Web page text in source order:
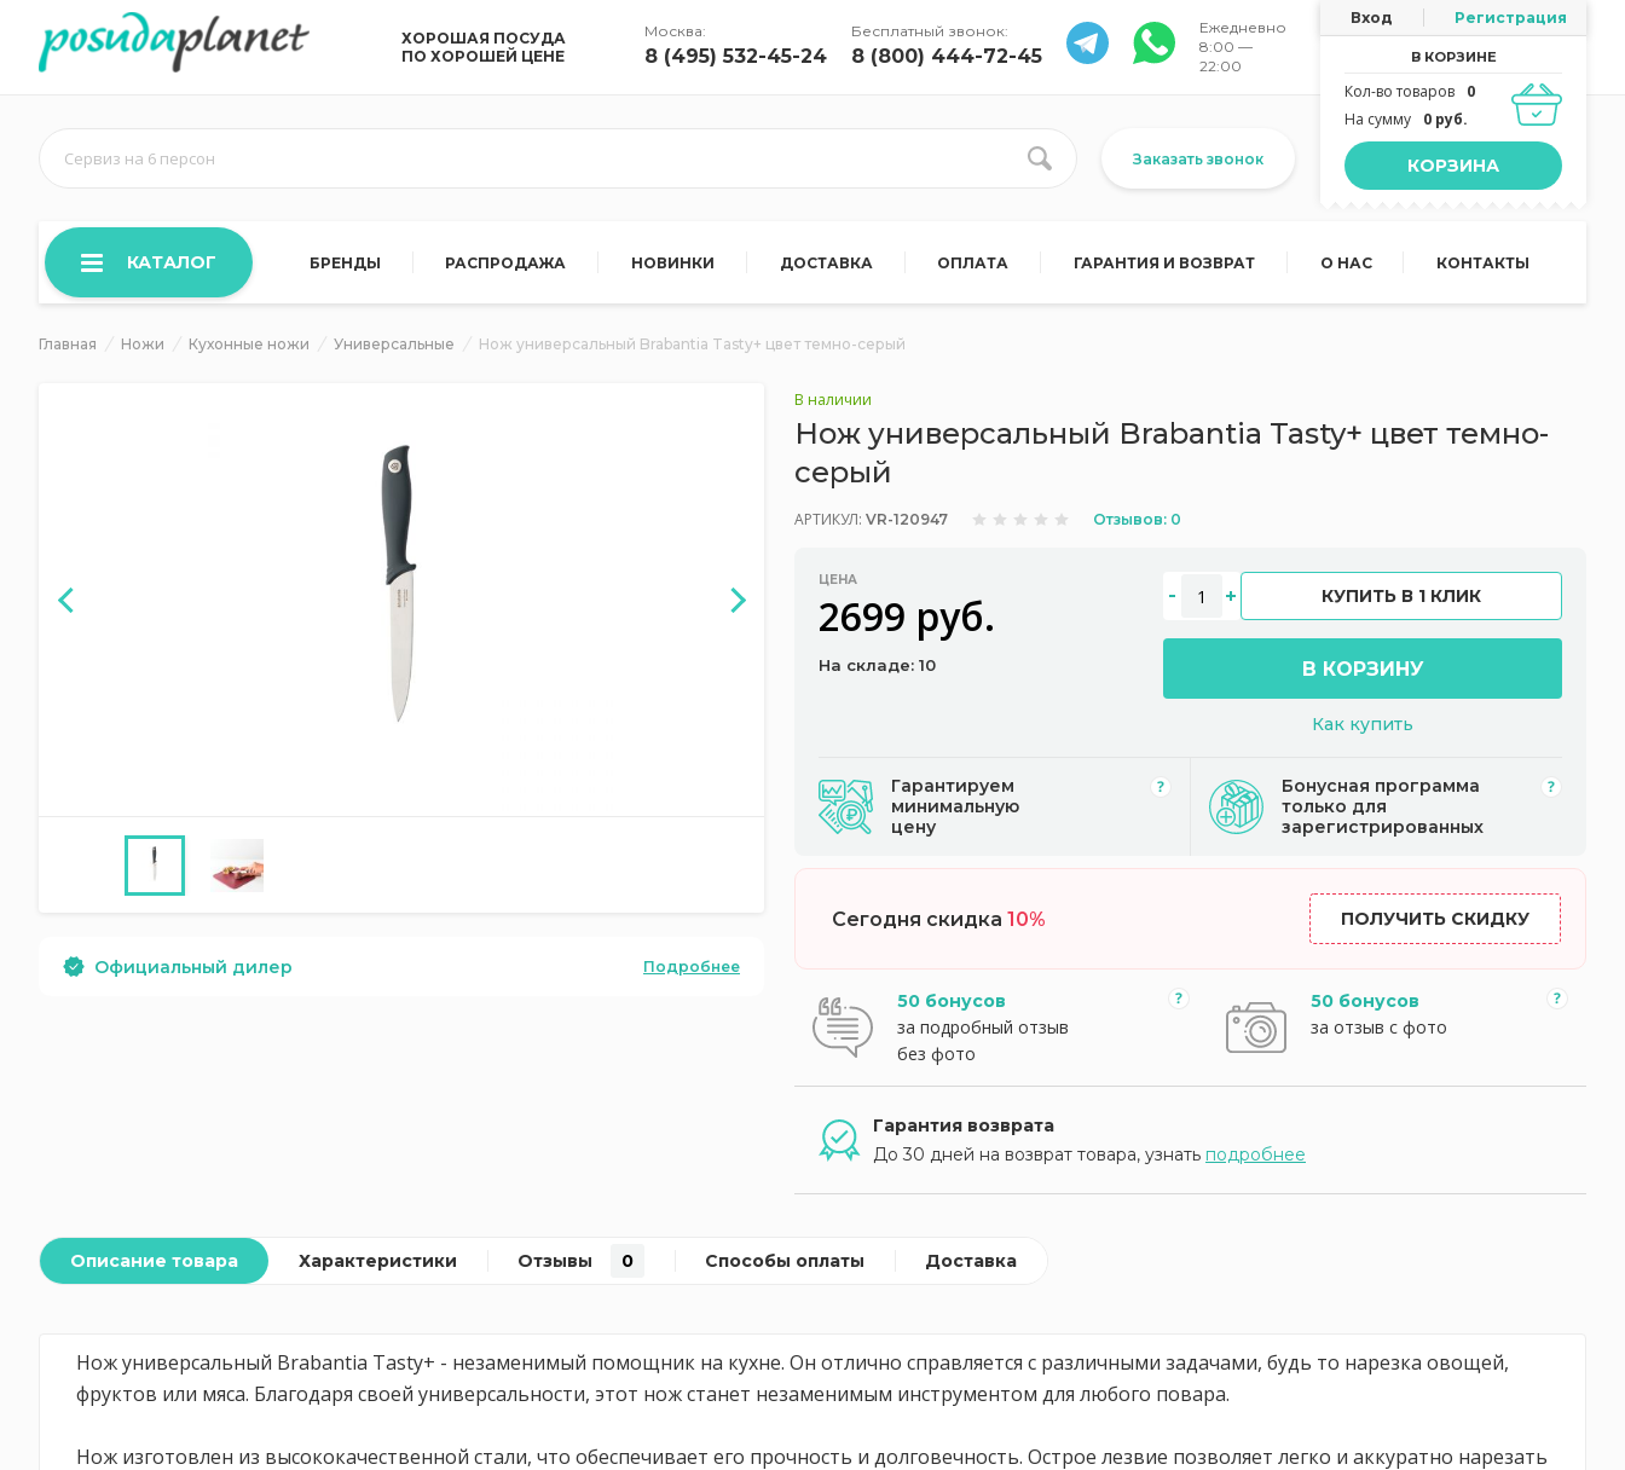
ХОРОШАЯ ПОСУДА
ПО ХОРОШЕЙ ЦЕНЕ
Москва:
8 (495) 532-45-24
Бесплатный звонок:
8 (800) 444-72-45
Ежедневно
8:00 —
22:00
Вход Регистрация
В КОРЗИНЕ
Кол-во товаров
0
На сумму
0 руб.
КОРЗИНА
Сервиз на 6 персон Заказать звонок
КАТАЛОГ БРЕНДЫ РАСПРОДАЖА НОВИНКИ ДОСТАВКА ОПЛАТА ГАРАНТИЯ И ВОЗВРАТ О НАС КОНТАКТЫ
Главная Ножи Кухонные ножи Универсальные Нож универсальный Brabantia Tasty+ цвет темно-серый
Официальный дилер Подробнее
В наличии
Нож универсальный Brabantia Tasty+ цвет темно-
серый
АРТИКУЛ: VR-120947 Отзывов: 0
ЦЕНА
2699 руб.
На складе: 10
КУПИТЬ В 1 КЛИК
В КОРЗИНУ
Как купить
Гарантируем
минимальную
цену
Бонусная программа
только для
зарегистрированных
Сегодня скидка 10% ПОЛУЧИТЬ СКИДКУ
50 бонусов
за подробный отзыв
без фото
50 бонусов
за отзыв с фото
Гарантия возврата
До 30 дней на возврат товара, узнать подробнее
Описание товара Характеристики Отзывы 0 Способы оплаты Доставка
Нож универсальный Brabantia Tasty+ - незаменимый помощник на кухне. Он отлично справляется с различными задачами, будь то нарезка овощей,
фруктов или мяса. Благодаря своей универсальности, этот нож станет незаменимым инструментом для любого повара.
Нож изготовлен из высококачественной стали, что обеспечивает его прочность и долговечность. Острое лезвие позволяет легко и аккуратно нарезать